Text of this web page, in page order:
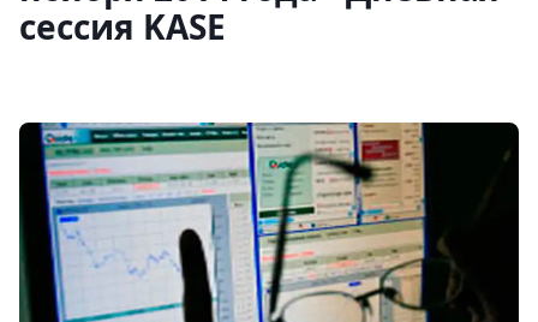
сессия KASE